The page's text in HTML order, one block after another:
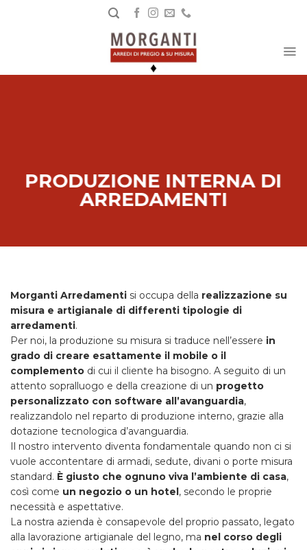
PRODUZIONE INTERNA DI
ARREDAMENTI
Morganti Arredamenti si occupa della realizzazione su
misura e artigianale di differenti tipologie di
arredamenti.
Per noi, la produzione su misura si traduce nell’essere in
grado di creare esattamente il mobile o il
complemento di cui il cliente ha bisogno. A seguito di un
attento sopralluogo e della creazione di un progetto
personalizzato con software all’avanguardia,
realizzandolo nel reparto di produzione interno, grazie alla
dotazione tecnologica d’avanguardia.
Il nostro intervento diventa fondamentale quando non ci si
vuole accontentare di armadi, sedute, divani o porte misura
standard. È giusto che ognuno viva l’ambiente di casa,
così come un negozio o un hotel, secondo le proprie
necessità e aspettative.
La nostra azienda è consapevole del proprio passato, legato
alla lavorazione artigianale del legno, ma nel corso degli